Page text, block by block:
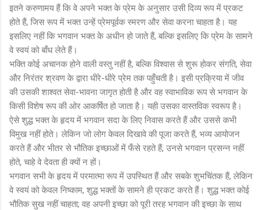
इतने करुणामय हैं कि वे अपने भक्त के प्रेम के अनुसार उसी दिव्य रूप में प्रकट
होते हैं, जिस रूप में भक्त उन्हें प्रेमपूर्वक स्मरण और सेवा करना चाहता है। यह
इसलिए नहीं कि भगवान भक्त के अधीन हो जाते हैं, बल्कि इसलिए कि प्रेम के सामने
वे स्वयं को बाँध लेते हैं।
भक्ति कोई अचानक होने वाली वस्तु नहीं है, बल्कि विश्वास से शुरू होकर संगति, सेवा
और निरंतर श्रवण के द्वारा धीरे-धीरे प्रेम तक पहुँचती है। इसी प्रक्रिया में जीव
की उसकी शाश्वत सेवा-भावना जागृत होती है और वह स्वाभाविक रूप से भगवान के
किसी विशेष रूप की ओर आकर्षित हो जाता है। यही उसका वास्तविक स्वरूप है।
ऐसे शुद्ध भक्त के हृदय में भगवान सदा के लिए निवास करते हैं और उससे कभी
विमुख नहीं होते। लेकिन जो लोग केवल दिखावे की पूजा करते हैं, भव्य आयोजन
करते हैं और भीतर से भौतिक इच्छाओं में फँसे रहते हैं, उनसे भगवान प्रसन्न नहीं
होते, चाहे वे देवता ही क्यों न हों।
भगवान सभी के हृदय में परमात्मा रूप में उपस्थित हैं और सबके शुभचिंतक हैं, लेकिन
वे स्वयं को केवल निष्काम, शुद्ध भक्तों के सामने ही प्रकट करते हैं। शुद्ध भक्त कोई
भौतिक सुख नहीं चाहता; वह अपनी इच्छा को पूरी तरह भगवान की इच्छा के साथ